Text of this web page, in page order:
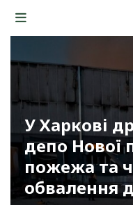
У Харкові
депо Нової
пожежа та
обвалення